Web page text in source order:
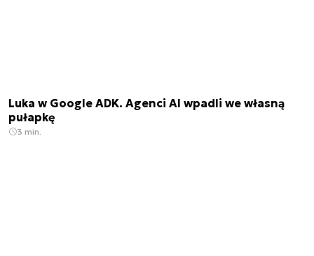
Luka w Google ADK. Agenci AI wpadli we własną
pułapkę
3 min.